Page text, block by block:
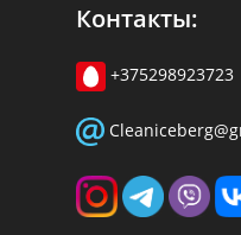
Контакты:
+375298923723